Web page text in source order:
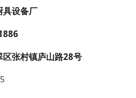
具设备厂
区张村镇庐山路28号